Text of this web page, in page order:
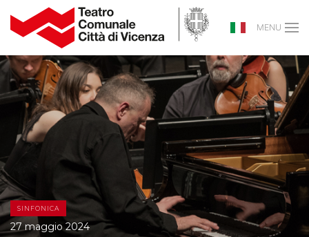
MENU
SINFONICA
27 maggio 2024